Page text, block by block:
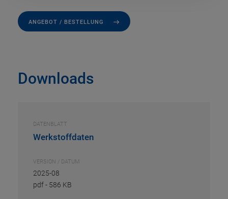
ANGEBOT / BESTELLUNG
Downloads
DATENBLATT
Werkstoffdaten
VERSION / DATUM
2025-08
pdf- 586 KB